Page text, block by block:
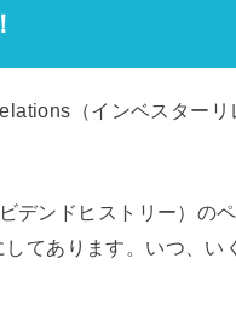
（インベスターリ
デンドヒストリー）の
てあります。いつ、い